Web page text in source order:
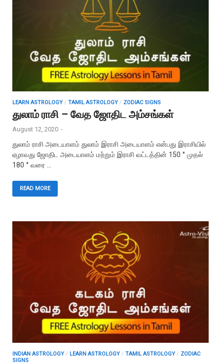
LEARN ASTROLOGY / TAMIL ASTROLOGY / ZODIAC SIGNS
துலாம் ராசி – வேத ஜோதிட அம்சங்கள்
August 12, 2020 -
துலாம் ராசி அடையாளம் துலாம் இராசி அடையாளம் என்பது இராசியில்
ஏழாவது ஜோதிட அடையாளம் மற்றும் இராசி வட்டத்தின் 150 ° முதல்
180 ° வரை …
READ MORE
INDIAN ASTROLOGY / LEARN ASTROLOGY / TAMIL ASTROLOGY / ZODIAC
SIGNS